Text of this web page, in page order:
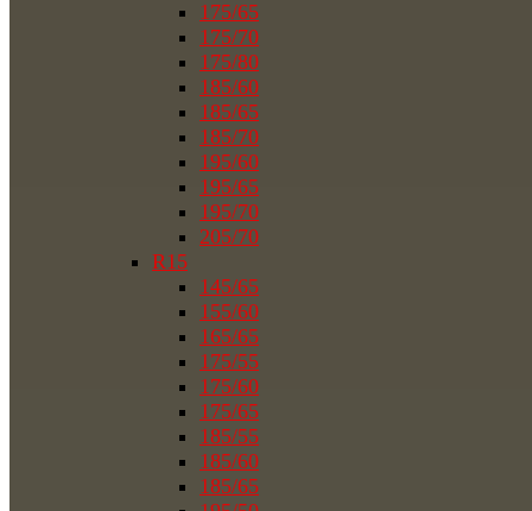
175/65
175/70
175/80
185/60
185/65
185/70
195/60
195/65
195/70
205/70
R15
145/65
155/60
165/65
175/55
175/60
175/65
185/55
185/60
185/65